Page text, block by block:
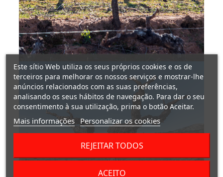
Este sítio Web utiliza os seus próprios cookies e os de
terceiros para melhorar os nossos serviços e mostrar-lhe
anúncios relacionados com as suas preferências,
analisando os seus hábitos de navegação. Para dar o seu
consentimento à sua utilização, prima o botão Aceitar.
Mais informações Personalizar os cookies
REJEITAR TODOS
ACEITO